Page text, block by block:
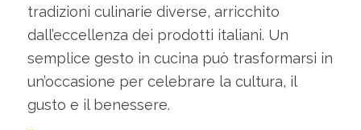
tradizioni culinarie diverse, arricchito
dall’eccellenza dei prodotti italiani. Un
semplice gesto in cucina può trasformarsi in
un’occasione per celebrare la cultura, il
gusto e il benessere.